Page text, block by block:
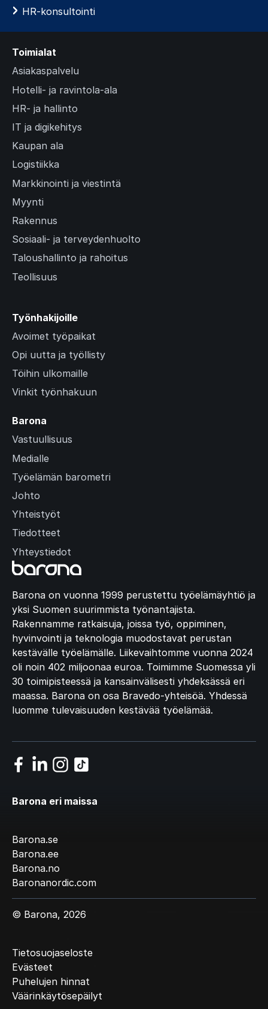
HR-konsultointi
Barona on vuonna 1999 perustettu työelämäyhtiö ja
yksi Suomen suurimmista työnantajista.
Rakennamme ratkaisuja, joissa työ, oppiminen,
hyvinvointi ja teknologia muodostavat perustan
kestävälle työelämälle. Liikevaihtomme vuonna 2024
oli noin 402 miljoonaa euroa. Toimimme Suomessa yli
30 toimipisteessä ja kansainvälisesti yhdeksässä eri
maassa. Barona on osa Bravedo-yhteisöä. Yhdessä
luomme tulevaisuuden kestävää työelämää.
Toimialat
Asiakaspalvelu
Hotelli- ja ravintola-ala
HR- ja hallinto
IT ja digikehitys
Kaupan ala
Logistiikka
Markkinointi ja viestintä
Myynti
Rakennus
Sosiaali- ja terveydenhuolto
Taloushallinto ja rahoitus
Teollisuus
Työnhakijoille
Avoimet työpaikat
Opi uutta ja työllisty
Töihin ulkomaille
Vinkit työnhakuun
Barona
Vastuullisuus
Medialle
Työelämän barometri
Johto
Yhteistyöt
Tiedotteet
Yhteystiedot
Barona eri maissa
Barona.se
Barona.ee
Barona.no
Baronanordic.com
© Barona, 2026
Tietosuojaseloste
Evästeet
Puhelujen hinnat
Väärinkäytösepäilyt